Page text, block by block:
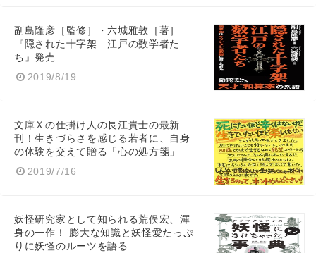
副島隆彦［監修］・六城雅敦［著］
『隠された十字架 江戸の数学者た
ち』発売
2019/8/19
文庫Ｘの仕掛け人の長江貴士の最新
刊！生きづらさを感じる若者に、自身
の体験を交えて贈る「心の処方箋」
2019/7/16
妖怪研究家として知られる荒俣宏、渾
身の一作！ 膨大な知識と妖怪愛たっぷ
りに妖怪のルーツを語る